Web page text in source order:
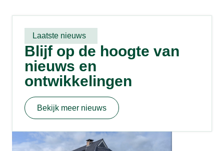
Laatste nieuws
Blijf op de hoogte van
nieuws en
ontwikkelingen
Bekijk meer nieuws